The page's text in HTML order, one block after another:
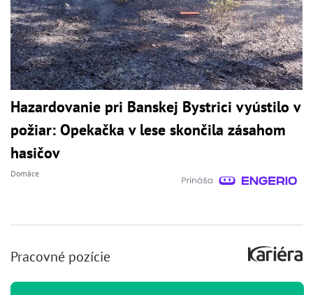
Hazardovanie pri Banskej Bystrici vyústilo v
požiar: Opekačka v lese skončila zásahom
hasičov
Domáce
Pracovné pozície